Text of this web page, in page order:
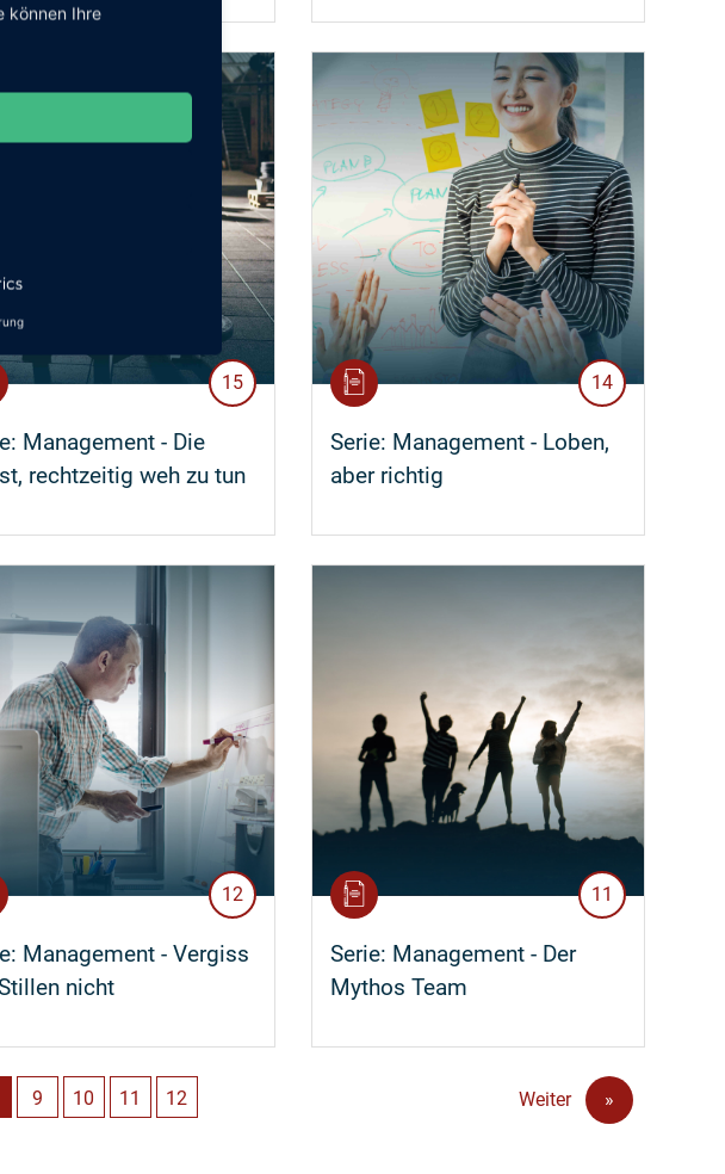
15
Management - Die
rechtzeitig weh zu tun
14
Serie: Management - Loben,
aber richtig
12
Management - Vergiss
nicht
11
Serie: Management - Der
Mythos Team
9 10 11 12 Weiter »
können Ihre